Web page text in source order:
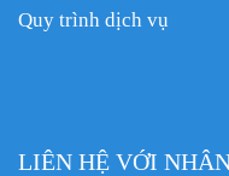
Quy trình dịch vụ
LIÊN HỆ VỚI